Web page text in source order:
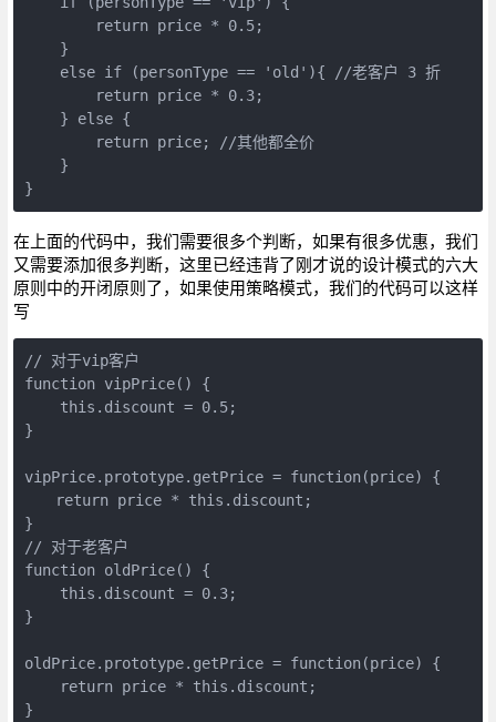
        return price * 0.5;
    }
    else if (personType == 'old'){ //老客户 3 折
        return price * 0.3;
    } else {
        return price; //其他都全价
    }
}
在上面的代码中，我们需要很多个判断，如果有很多优惠，我们
又需要添加很多判断，这里已经违背了刚才说的设计模式的六大
原则中的开闭原则了，如果使用策略模式，我们的代码可以这样
写
// 对于vip客户
function vipPrice() {
    this.discount = 0.5;
}
vipPrice.prototype.getPrice = function(price) {
return price * this.discount;
}
// 对于老客户
function oldPrice() {
    this.discount = 0.3;
}
oldPrice.prototype.getPrice = function(price) {
    return price * this.discount;
}